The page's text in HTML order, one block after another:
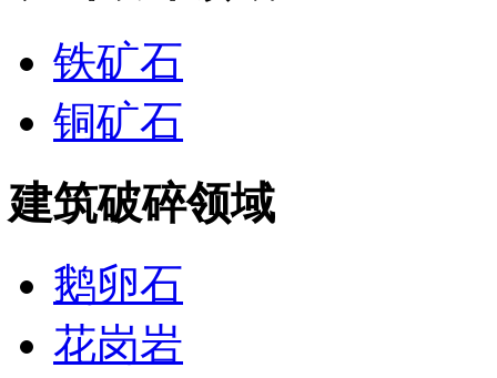
铁矿石
铜矿石
建筑破碎领域
鹅卵石
花岗岩